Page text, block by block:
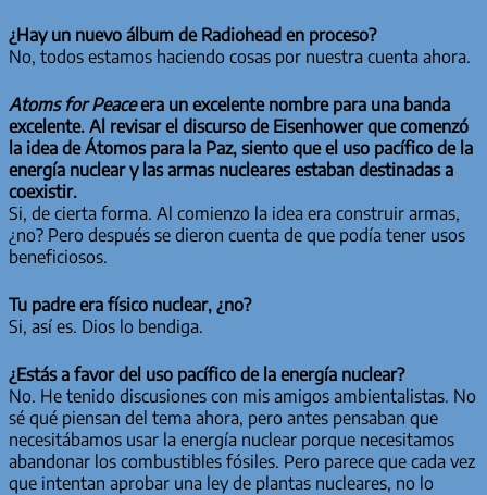
¿Hay un nuevo álbum de Radiohead en proceso?
No, todos estamos haciendo cosas por nuestra cuenta ahora.
Atoms for Peaceera un excelente nombre para una banda
excelente. Al revisar el discurso de Eisenhower que comenzó
la idea de Átomos para la Paz, siento que el uso pacífico de la
energía nuclear y las armas nucleares estaban destinadas a
coexistir.
Si, de cierta forma. Al comienzo la idea era construir armas,
¿no? Pero después se dieron cuenta de que podía tener usos
beneficiosos.
Tu padre era físico nuclear, ¿no?
Si, así es. Dios lo bendiga.
¿Estás a favor del uso pacífico de la energía nuclear?
No. He tenido discusiones con mis amigos ambientalistas. No
sé qué piensan del tema ahora, pero antes pensaban que
necesitábamos usar la energía nuclear porque necesitamos
abandonar los combustibles fósiles. Pero parece que cada vez
que intentan aprobar una ley de plantas nucleares, no lo